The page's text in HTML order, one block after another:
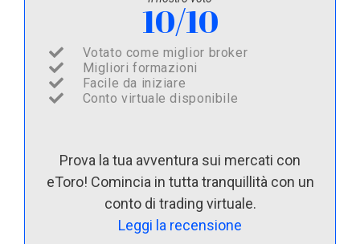
10/10
Votato come miglior broker
Migliori formazioni
Facile da iniziare
Conto virtuale disponibile
Prova la tua avventura sui mercati con
eToro! Comincia in tutta tranquillità con un
conto di trading virtuale.
Leggi la recensione